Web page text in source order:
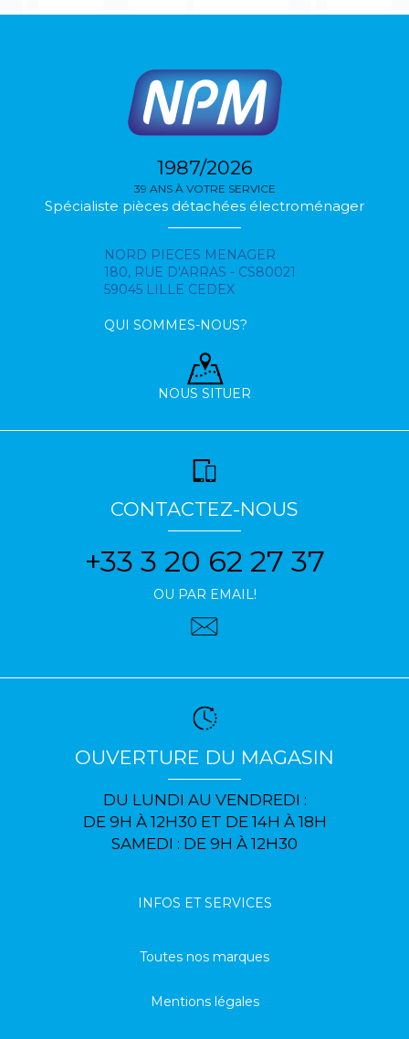
1987/2026
39 ANS À VOTRE SERVICE
Spécialiste pièces détachées électroménager
NORD PIECES MENAGER
180, RUE D'ARRAS - CS80021
59045 LILLE CEDEX
QUI SOMMES-NOUS?
NOUS SITUER
CONTACTEZ-NOUS
+33 3 20 62 27 37
OU PAR EMAIL!
OUVERTURE DU MAGASIN
DU LUNDI AU VENDREDI :
DE 9H À 12H30 ET DE 14H À 18H
SAMEDI : DE 9H À 12H30
INFOS ET SERVICES
Toutes nos marques
Mentions légales